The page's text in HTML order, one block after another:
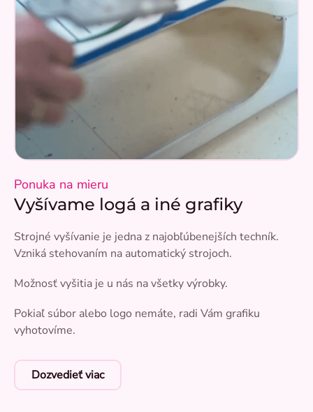
Ponuka na mieru
Vyšívame logá a iné grafiky
Strojné vyšívanie je jedna z najobľúbenejších techník.
Vzniká stehovaním na automatický strojoch.
Možnosť vyšitia je u nás na všetky výrobky.
Pokiaľ súbor alebo logo nemáte, radi Vám grafiku
vyhotovíme.
Dozvedieť viac